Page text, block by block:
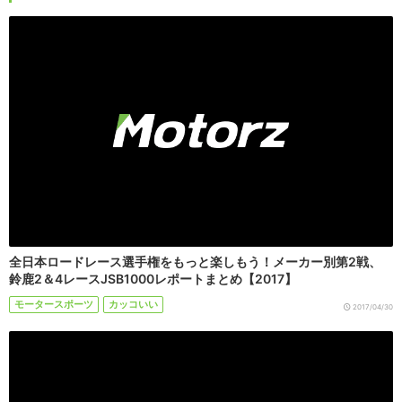
全日本ロードレース選手権をもっと楽しもう！メーカー別第2戦、
鈴鹿2＆4レースJSB1000レポートまとめ【2017】
モータースポーツ カッコいい 2017/04/30